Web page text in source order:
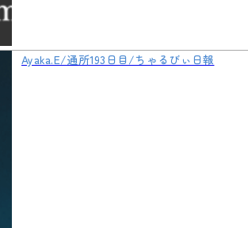
Ayaka.E/通所193日目/ちゃるびぃ日報